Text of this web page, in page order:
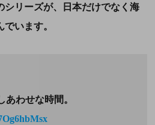
シリーズが、日本だけでなく海
います。
あわせな時間。